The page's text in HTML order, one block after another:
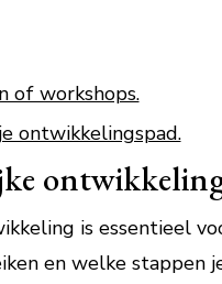
of workshops.
ontwikkelingspad.
is essentieel
en welke stappen